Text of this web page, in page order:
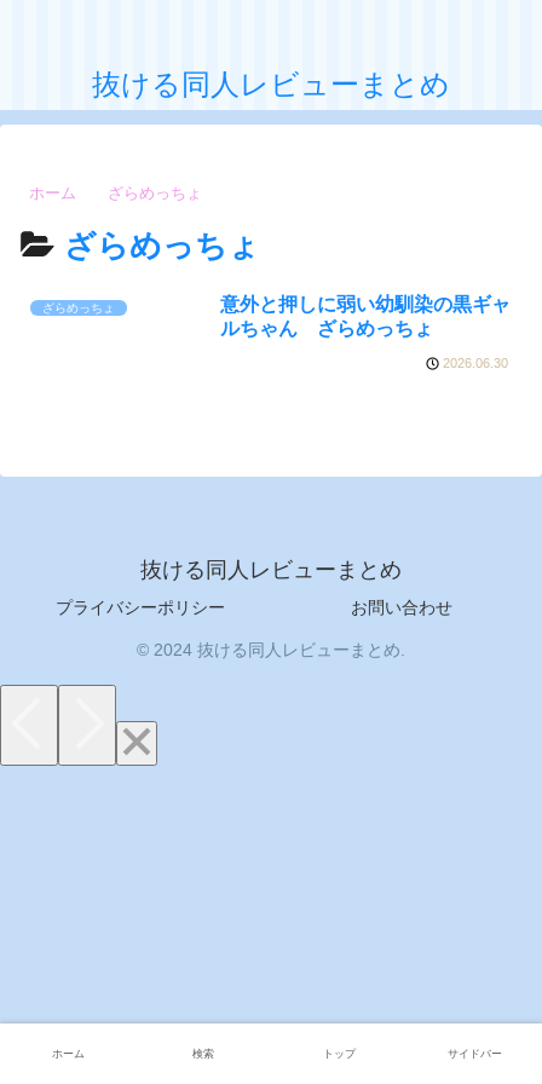
抜ける同人レビューまとめ
ホーム ざらめっちょ
ざらめっちょ
ざらめっちょ
意外と押しに弱い幼馴染の黒ギャ
ルちゃん ざらめっちょ
2026.06.30
抜ける同人レビューまとめ
プライバシーポリシー お問い合わせ
© 2024 抜ける同人レビューまとめ.
ホーム 検索 トップ サイドバー